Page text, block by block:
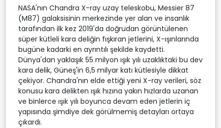
NASA'nın Chandra X-ray uzay teleskobu, Messier 87
(M87) galaksisinin merkezinde yer alan ve insanlık
tarafından ilk kez 2019'da doğrudan görüntülenen
süper kütleli kara deliğin fışkıran jetlerini, X-ışınlarında
bugüne kadarki en ayrıntılı şekilde kaydetti.
Dünya'dan yaklaşık 55 milyon ışık yılı uzaklıktaki bu dev
kara delik, Güneş'in 6,5 milyar katı kütlesiyle dikkat
çekiyor. Chandra'nın elde ettiği yeni X-ray verileri, söz
konusu kara delikten ışık hızına yakın hızlarda uzanan
ve binlerce ışık yılı boyunca devam eden jetlerin iç
yapısında şimdiye dek görülmemiş detayları ortaya
çıkardı.